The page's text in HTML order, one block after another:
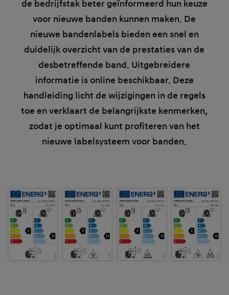
de bedrijfstak beter geïnformeerd hun keuze
voor nieuwe banden kunnen maken. De
nieuwe bandenlabels bieden een snel en
duidelijk overzicht van de prestaties van de
desbetreffende band. Uitgebreidere
informatie is online beschikbaar. Deze
handleiding licht de wijzigingen in de regels
toe en verklaart de belangrijkste kenmerken,
zodat je optimaal kunt profiteren van het
nieuwe labelsysteem voor banden.